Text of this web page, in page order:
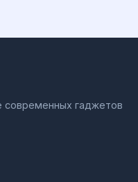
современных гаджетов